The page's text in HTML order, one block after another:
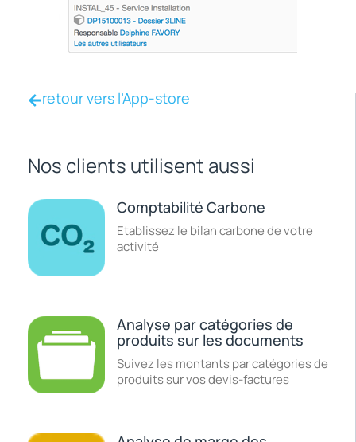
retour vers l’App-store
Nos clients utilisent aussi
Comptabilité Carbone
Etablissez le bilan carbone de votre
activité
Analyse par catégories de
produits sur les documents
Suivez les montants par catégories de
produits sur vos devis-factures